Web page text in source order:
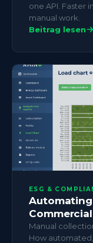
one API. Faster
manual work.
Beitrag lesen
ESG &
Manual
How